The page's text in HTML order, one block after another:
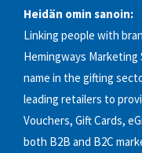
Heidän omin sanoin:
Linking people with
Hemingways Marketing
name in the gifting
leading retailers to
Vouchers, Gift Cards,
both B2B and B2C